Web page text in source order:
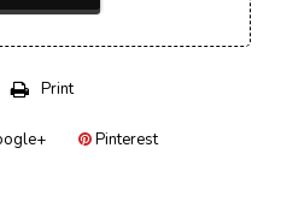
Print
Pinterest